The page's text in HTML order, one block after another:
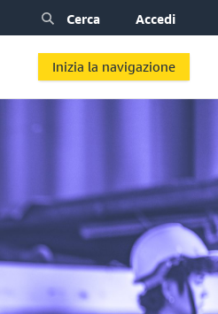
Cerca Accedi
Inizia la navigazione